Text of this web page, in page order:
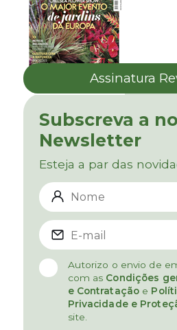
Assinatura
Subscreva a
Newsletter
Esteja a par das
Autorizo o envio de
com as Condições
e Contratação e
Privacidade e
site.